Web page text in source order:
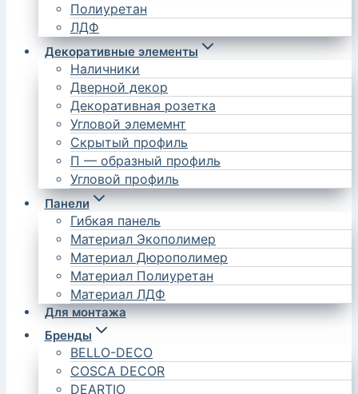
Полиуретан
ЛДФ
Декоративные элементы
Наличники
Дверной декор
Декоративная розетка
Угловой элемемнт
Скрытый профиль
П — образный профиль
Угловой профиль
Панели
Гибкая панель
Материал Экополимер
Материал Дюрополимер
Материал Полиуретан
Материал ЛДФ
Для монтажа
Бренды
BELLO-DECO
COSCA DECOR
DEARTIO